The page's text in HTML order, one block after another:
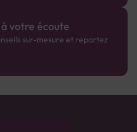
votre écoute
sur-mesure et repartez